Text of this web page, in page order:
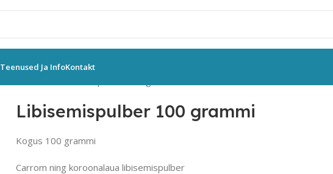
Teenused Ja InfoKontakt
Libisemispulber 100 grammi
Kogus 100 grammi
Carrom ning koroonalaua libisemispulber